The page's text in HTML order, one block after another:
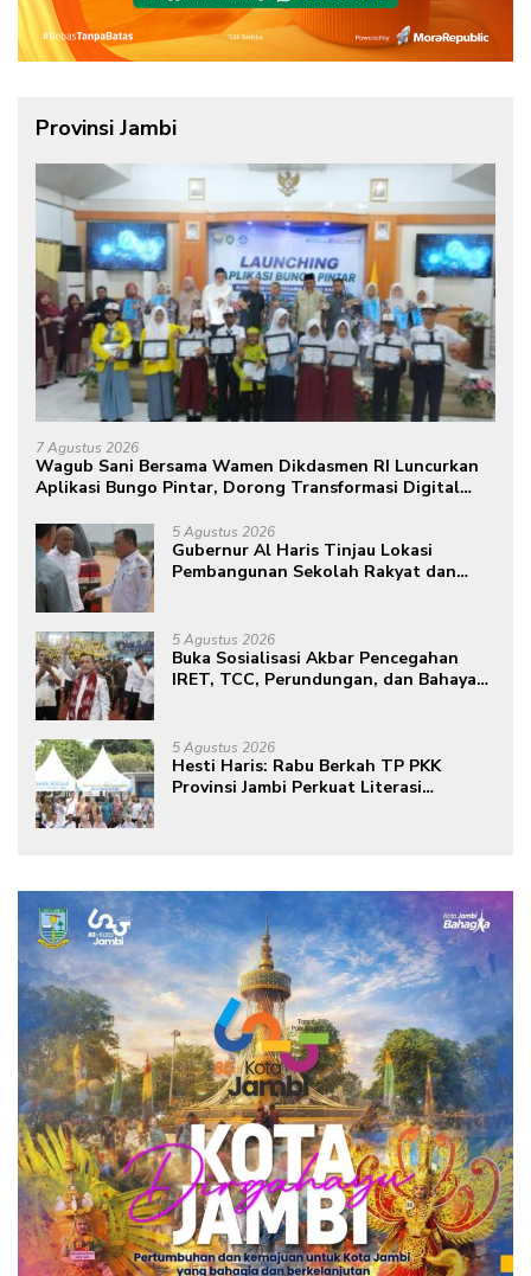
Provinsi Jambi
7 Agustus 2026
Wagub Sani Bersama Wamen Dikdasmen RI Luncurkan
Aplikasi Bungo Pintar, Dorong Transformasi Digital
5 Agustus 2026
Gubernur Al Haris Tinjau Lokasi
Pembangunan Sekolah Rakyat dan
5 Agustus 2026
Buka Sosialisasi Akbar Pencegahan
IRET, TCC, Perundungan, dan Bahaya
masa depan sudah ada di tangan”
5 Agustus 2026
Hesti Haris: Rabu Berkah TP PKK
Provinsi Jambi Perkuat Literasi